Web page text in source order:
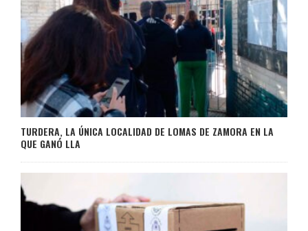
TURDERA, LA ÚNICA LOCALIDAD DE LOMAS DE ZAMORA EN LA
QUE GANÓ LLA